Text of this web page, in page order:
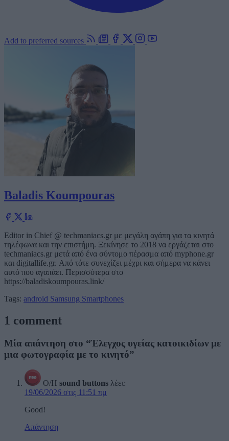
Add to preferred sources
Baladis Koumpouras
Editor in Chief @ techmaniacs.gr με μεγάλη αγάπη για τα κινητά
τηλέφωνα και την επιστήμη. Ξεκίνησε το 2018 να εργάζεται στο
techmaniacs.gr μετά από ένα σύντομο πέρασμα από myphone.gr
και digitallife.gr. Από τότε συνεχίζει μέχρι και σήμερα να κάνει
αυτό που αγαπάει. Περισσότερα στο
https://baladiskoumpouras.link/
Tags: android Samsung Smartphones
1 comment
Μία απάντηση στο “Έλεγχος υγείας κατοικιδίων με
μια φωτογραφία με το κινητό”
Ο/Η sound buttons λέει:
19/06/2026 στις 11:51 πμ
Good!
Απάντηση